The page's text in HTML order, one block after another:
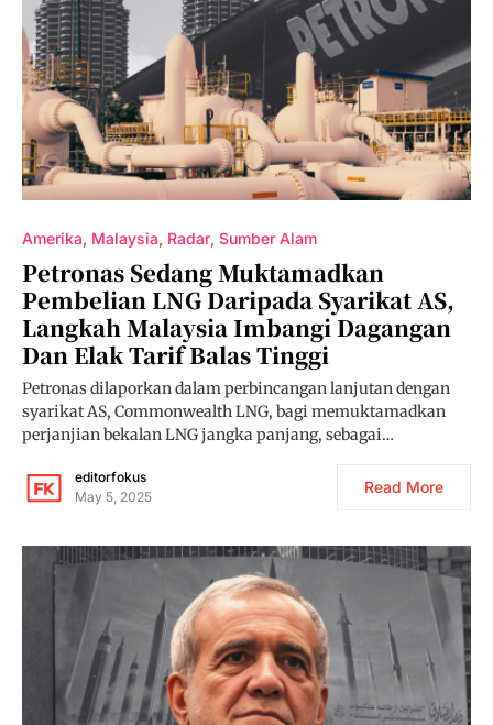
Amerika Malaysia Radar Sumber Alam
Petronas Sedang Muktamadkan
Pembelian LNG Daripada Syarikat AS,
Langkah Malaysia Imbangi Dagangan
Dan Elak Tarif Balas Tinggi
Petronas dilaporkan dalam perbincangan lanjutan dengan
syarikat AS, Commonwealth LNG, bagi memuktamadkan
perjanjian bekalan LNG jangka panjang, sebagai…
editorfokus
May 5, 2025
Read More